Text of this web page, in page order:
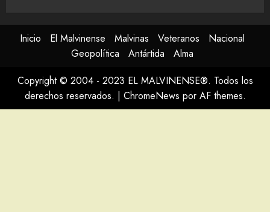
Inicio El Malvinense Malvinas Veteranos
Nacional
Geopolítica
Antártida
Alma
Copyright © 2004 - 2023 EL MALVINENSE®. Todos los
derechos reservados. | ChromeNews por AF themes.